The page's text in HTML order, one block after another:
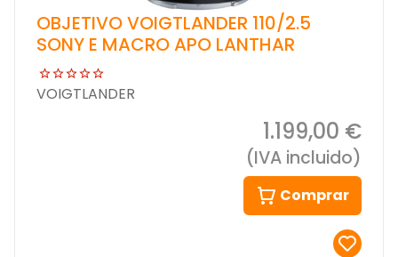
OBJETIVO VOIGTLANDER 110/2.5
SONY E MACRO APO LANTHAR
VOIGTLANDER
1.199,00 €
(IVA incluido)
Comprar